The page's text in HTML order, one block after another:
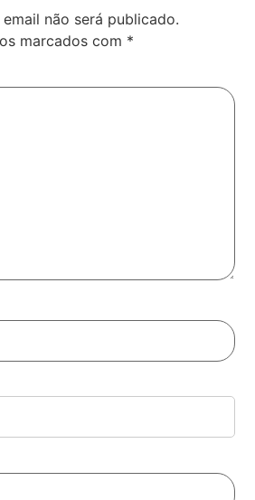
não será publicado.
marcados com *